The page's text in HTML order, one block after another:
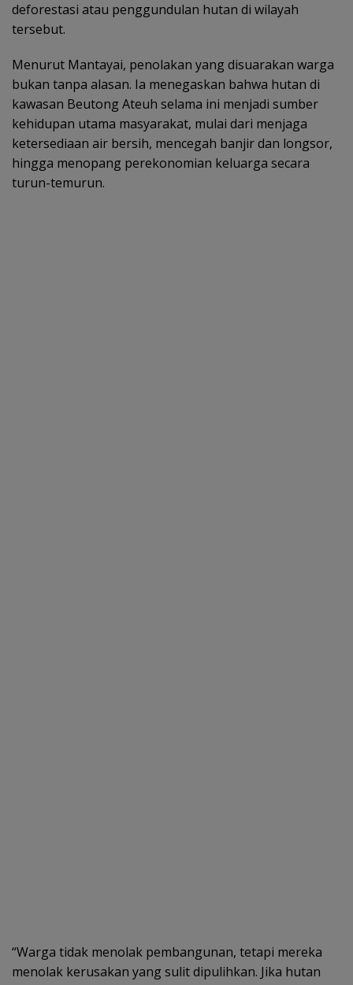
deforestasi atau penggundulan hutan di wilayah
tersebut.
Menurut Mantayai, penolakan yang disuarakan warga
bukan tanpa alasan. Ia menegaskan bahwa hutan di
kawasan Beutong Ateuh selama ini menjadi sumber
kehidupan utama masyarakat, mulai dari menjaga
ketersediaan air bersih, mencegah banjir dan longsor,
hingga menopang perekonomian keluarga secara
turun-temurun.
“Warga tidak menolak pembangunan, tetapi mereka
menolak kerusakan yang sulit dipulihkan. Jika hutan